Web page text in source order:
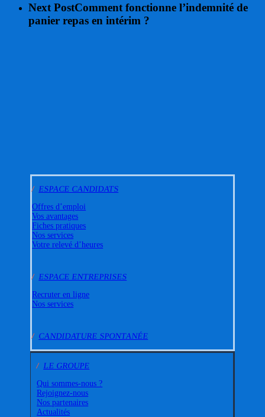
Next PostComment fonctionne l’indemnité de
panier repas en intérim ?
/ ESPACE CANDIDATS
Offres d’emploi
Vos avantages
Fiches pratiques
Nos services
Votre relevé d’heures
/ ESPACE ENTREPRISES
Recruter en ligne
Nos services
/ CANDIDATURE SPONTANÉE
/ LE GROUPE
Qui sommes-nous ?
Rejoignez-nous
Nos partenaires
Actualités